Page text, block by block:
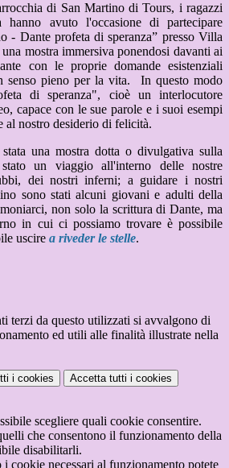
di San Martino di Tours, i ragazzi
hanno avuto l'occasione di partecipare
- Dante profeta di speranza” presso Villa
mostra immersiva ponendosi davanti ai
con le proprie domande esistenziali
senso pieno per la vita. In questo modo
di speranza", cioè un interlocutore
capace con le sue parole e i suoi esempi
nostro desiderio di felicità.
una mostra dotta o divulgativa sulla
un viaggio all'interno delle nostre
dei nostri inferni; a guidare i nostri
sono stati alcuni giovani e adulti della
non solo la scrittura di Dante, ma
in cui ci possiamo trovare è possibile
uscire a riveder le stelle.
terzi da questo utilizzati si avvalgono di
ed utili alle finalità illustrate nella
i cookies Accetta tutti i cookies
scegliere quali cookie consentire.
che consentono il funzionamento della
disabilitarli.
i cookie necessari al funzionamento potete